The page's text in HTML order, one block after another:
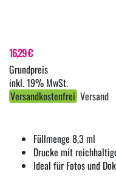
Füllmenge 8,3 ml
Drucke mit
Ideal für Fotos und
16,29 €
inkl. 19% MwSt.
Versandkostenfrei Versand